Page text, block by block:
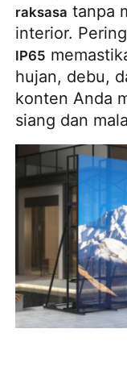
raksasa tanpa
interior.
IP65
hujan, debu,
konten Anda
siang dan